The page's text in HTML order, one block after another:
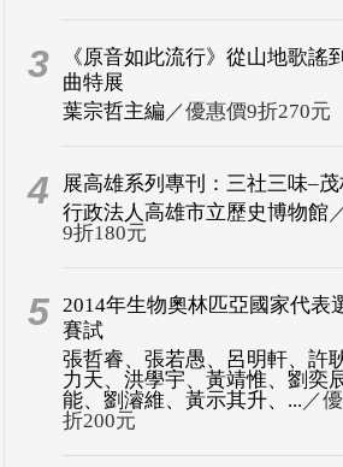
3
《原音如此流行》從山地歌謠
曲特展
葉宗哲主編 ／優惠價9折270元
4
展高雄系列專刊：三社三味–
行政法人高雄市立歷史博物館
9折180元
5 2014年生物奧林匹亞國家代表
賽試
張哲睿、張若愚、呂明軒、許
力天、洪學宇、黃靖惟、劉奕
能、劉濬維、黃示其升、... ／
折200元